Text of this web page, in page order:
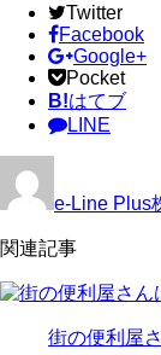
Twitter
Facebook
Google+
Pocket
B!はてブ
LINE
e-Line Plus
関連記事
街の便利屋